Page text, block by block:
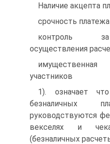
Наличие акцепта
срочность платежа
контроль
осуществления
участников
1). означает
безналичных
руководствуются
векселях и
(безналичных